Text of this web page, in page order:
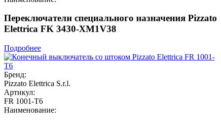
Переключатели специального назначения Pizzato
Elettrica FK 3430-XM1V38
Подробнее
Бренд:
Pizzato Elettrica S.r.l.
Артикул:
FR 1001-T6
Наименование: